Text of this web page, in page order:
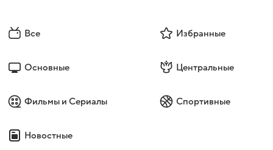
Все Избранные
Основные Центральные
Фильмы и Сериалы Спортивные
Новостные